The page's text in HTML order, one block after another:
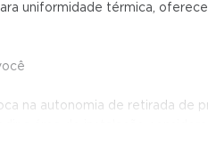
uniformidade térmica,
na autonomia de retirada de
e ser resistente para